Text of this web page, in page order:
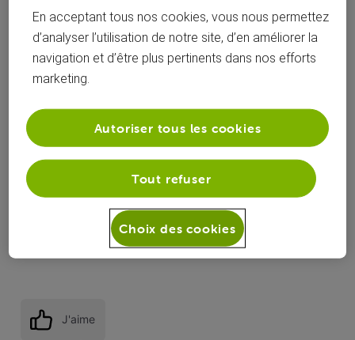
Oldest First
Selected
First
M
mcirella
Promeneur•2 messages
il y a 10 ans
Je vous remercie pour vos éclaircissements.
Je vous souhaite une bonne journée.
J'aime
En acceptant tous nos cookies, vous nous permettez
d’analyser l’utilisation de notre site, d’en améliorer la
navigation et d’être plus pertinents dans nos efforts
marketing.
Tout refuser
Autoriser tous les cookies
Choix des cookies